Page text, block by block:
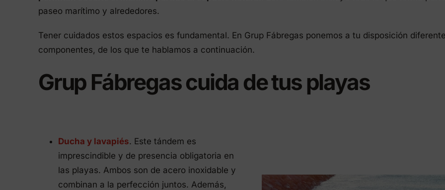
paseo marítimo y alrededores.
Tener cuidados estos espacios es fundamental. En Grup Fábregas ponemos a tu disposición
componentes, de los que te hablamos a continuación.
Grup Fábregas cuida de tus playas
Ducha y lavapiés. Este tándem es
imprescindible y de presencia obligatoria en
las playas. Ambos son de acero inoxidable y
combinan a la perfección juntos. Además,